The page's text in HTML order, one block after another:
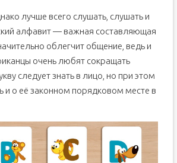
лучше всего слушать, слушать и
алфавит — важная составляющая
облегчит общение, ведь и
очень любят сокращать
следует знать в лицо, но при этом
и о её законном порядковом месте в